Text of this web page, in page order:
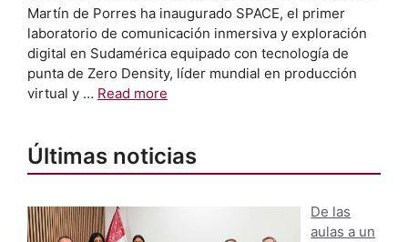
Martín de Porres ha inaugurado SPACE, el primer
laboratorio de comunicación inmersiva y exploración
digital en Sudamérica equipado con tecnología de
punta de Zero Density, líder mundial en producción
virtual y … Read more
Últimas noticias
De las
aulas a un